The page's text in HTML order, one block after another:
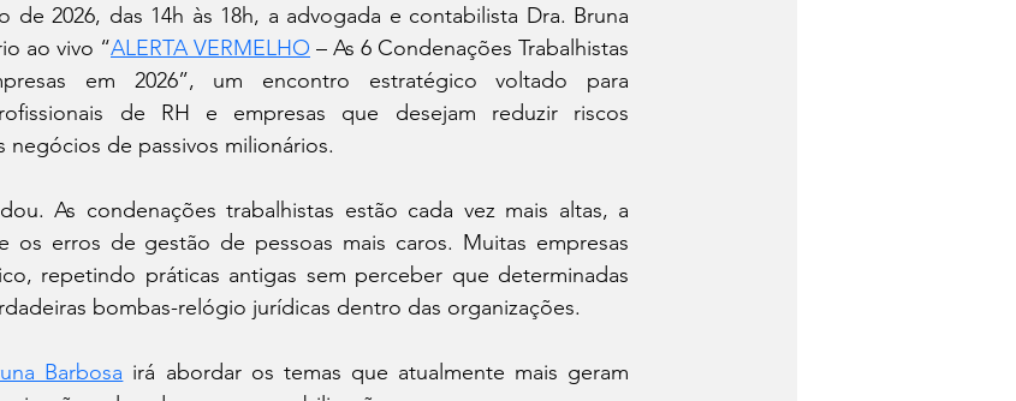
2026, das 14h às 18h, a advogada e contabilista Dra. Bruna
ao vivo “ALERTA VERMELHO – As 6 Condenações Trabalhistas
em 2026”, um encontro estratégico voltado para
de RH e empresas que desejam reduzir riscos
negócios de passivos milionários.
As condenações trabalhistas estão cada vez mais altas, a
os erros de gestão de pessoas mais caros. Muitas empresas
repetindo práticas antigas sem perceber que determinadas
bombas-relógio jurídicas dentro das organizações.
Barbosa irá abordar os temas que atualmente mais geram